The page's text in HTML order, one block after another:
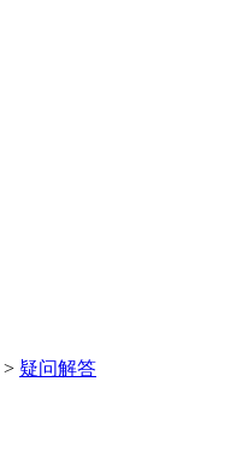
> 疑问解答